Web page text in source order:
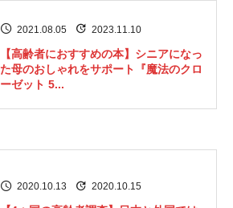
2021.08.05 2023.11.10
【高齢者におすすめの本】シニアになっ
た母のおしゃれをサポート『魔法のクロ
ーゼット 5...
2020.10.13 2020.10.15